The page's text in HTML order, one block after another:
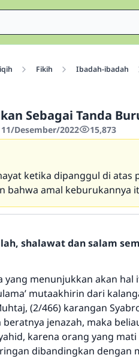
Fikih Ibadah-ibadah
Sebagai Tanda
Desember/2022 15,873
ketika dipanggul di atas
bahwa amal keburukannya
shalawat dan salam
yang menunjukkan akan
mutaakhirin dari
(2/466) karangan
jenazah, maka
karena orang yang
dibandingkan dengan